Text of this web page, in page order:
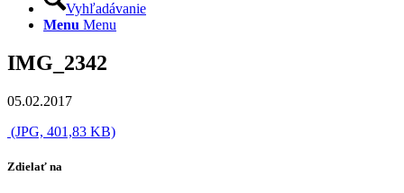
Vyhľadávanie
Menu Menu
IMG_2342
05.02.2017
(JPG, 401,83 KB)
Zdielať na